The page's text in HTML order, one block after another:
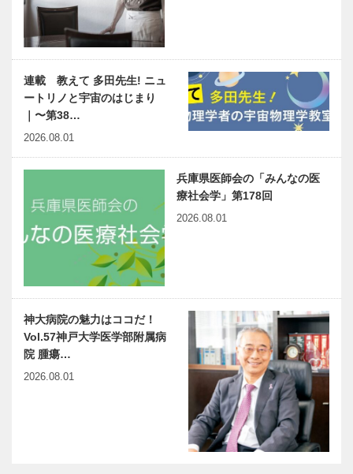
連載 教えて 多田先生! ニュ
ートリノと宇宙のはじまり
｜〜第38…
2026.08.01
兵庫県医師会の「みんなの医
療社会学」第178回
2026.08.01
神大病院の魅力はココだ！
Vol.57神戸大学医学部附属病
院 腫瘍…
2026.08.01